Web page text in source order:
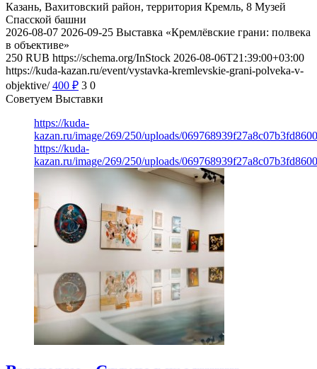
Казань, Вахитовский район, территория Кремль, 8 Музей
Спасской башни
2026-08-07 2026-09-25 Выставка «Кремлёвские грани: полвека
в объективе»
250 RUB https://schema.org/InStock 2026-08-06T21:39:00+03:00
https://kuda-kazan.ru/event/vystavka-kremlevskie-grani-polveka-v-
objektive/ 400 ₽ 3 0
Советуем Выставки
https://kuda-
kazan.ru/image/269/250/uploads/
https://kuda-
kazan.ru/image/269/250/uploads/